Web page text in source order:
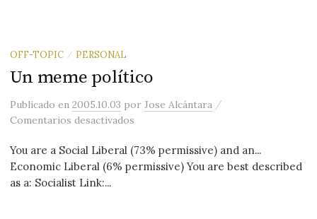
OFF-TOPIC / PERSONAL
Un meme polí­tico
Publicadoen2005.10.03 porJose Alcántara /
Comentarios desactivados
You are a Social Liberal (73% permissive) and an...
Economic Liberal (6% permissive) You are best described
as a: Socialist Link:...